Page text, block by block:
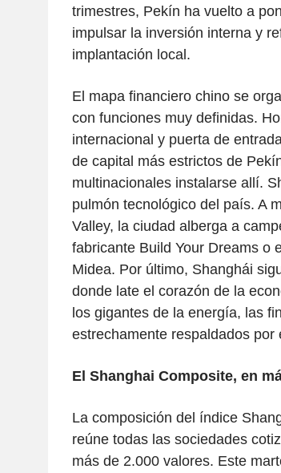
trimestres, Pekín ha vuelto a
impulsar la inversión interna y
implantación local.
El mapa financiero chino se
con funciones muy definidas.
internacional y puerta de
de capital más estrictos de
multinacionales instalarse allí.
pulmón tecnológico del país. A
Valley, la ciudad alberga a
fabricante Build Your Dreams o
Midea. Por último, Shanghái
donde late el corazón de la
los gigantes de la energía, las
estrechamente respaldados por
El Shanghai Composite, en
La composición del índice
reúne todas las sociedades
más de 2.000 valores. Este